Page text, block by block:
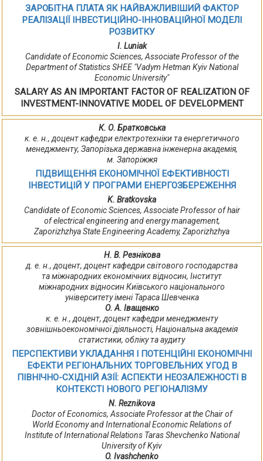
ЗАРОБІТНА ПЛАТА ЯК НАЙВАЖЛИВІШИЙ ФАКТОР
РЕАЛІЗАЦІЇ ІНВЕСТИЦІЙНО-ІННОВАЦІЙНОЇ МОДЕЛІ
РОЗВИТКУ
I. Luniak
Candidate of Economic Sciences, Associate Professor of the
Department of Statistics SHEE "Vadym Hetman Kyiv National
Economic University"
SALARY AS AN IMPORTANT FACTOR OF REALIZATION OF
INVESTMENT-INNOVATIVE MODEL OF DEVELOPMENT
К. О. Братковська
к. е. н., доцент кафедри електротехніки та енергетичного
менеджменту, Запорізька державна інженерна академія,
м. Запоріжжя
ПІДВИЩЕННЯ ЕКОНОМІЧНОЇ ЕФЕКТИВНОСТІ
ІНВЕСТИЦІЙ У ПРОГРАМИ ЕНЕРГОЗБЕРЕЖЕННЯ
K. Bratkovska
Candidate of Economic Sciences, Associate Professor of hair
of electrical engineering and energy management,
Zaporizhzhya State Engineering Academy, Zaporizhzhya
Н. В. Резнікова
д. е. н., доцент, доцент кафедри світового господарства
та міжнародних економічних відносин, Інститут
міжнародних відносин Київського національного
університету імені Тараса Шевченка
О. А. Іващенко
к. е. н., доцент, доцент кафедри менеджменту
зовнішньоекономічної діяльності, Національна академія
статистики, обліку та аудиту
ПЕРСПЕКТИВИ УКЛАДАННЯ І ПОТЕНЦІЙНІ ЕКОНОМІЧНІ
ЕФЕКТИ РЕГІОНАЛЬНИХ ТОРГОВЕЛЬНИХ УГОД В
ПІВНІЧНО-СХІДНІЙ АЗІЇ: АСПЕКТИ НЕОЗАЛЕЖНОСТІ В
КОНТЕКСТІ НОВОГО РЕГІОНАЛІЗМУ
N. Reznikova
Doctor of Economics, Associate Professor at the Chair of
World Economy and International Economic Relations of
Institute of International Relations Taras Shevchenko National
University of Kyiv
O. Ivashchenko